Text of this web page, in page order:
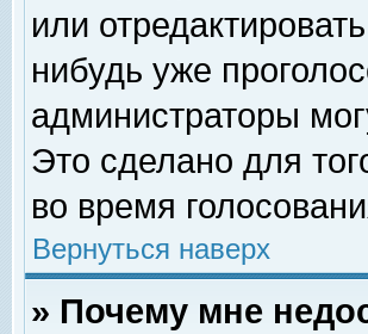
или
нибудь уже
администраторы
Это сделано для
во время
Вернуться наверх
» Почему мне